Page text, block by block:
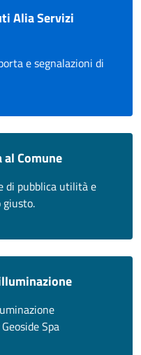
Alia Servizi
e segnalazioni di
Comune
di pubblica utilità e
giusto.
Spa